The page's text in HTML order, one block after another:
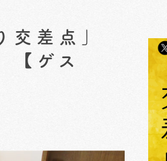
交差点」
【ゲス